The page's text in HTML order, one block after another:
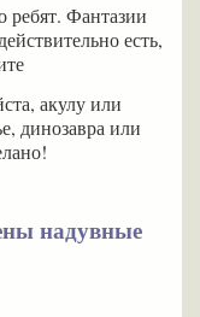
ребят. Фантазии
есть,
акулу или
динозавра или
надувные